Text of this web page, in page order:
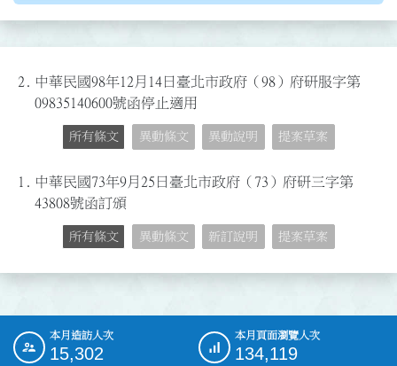
2. 中華民國98年12月14日臺北市政府（98）府研服字第
09835140600號函停止適用
所有條文 異動條文 異動說明 提案草案
1.
中華民國73年9月25日臺北市政府（73）府研三字第
43808號函訂頒
所有條文 異動條文 新訂說明 提案草案
::: 本月造訪人次
15,302
本月頁面瀏覽人次
134,119